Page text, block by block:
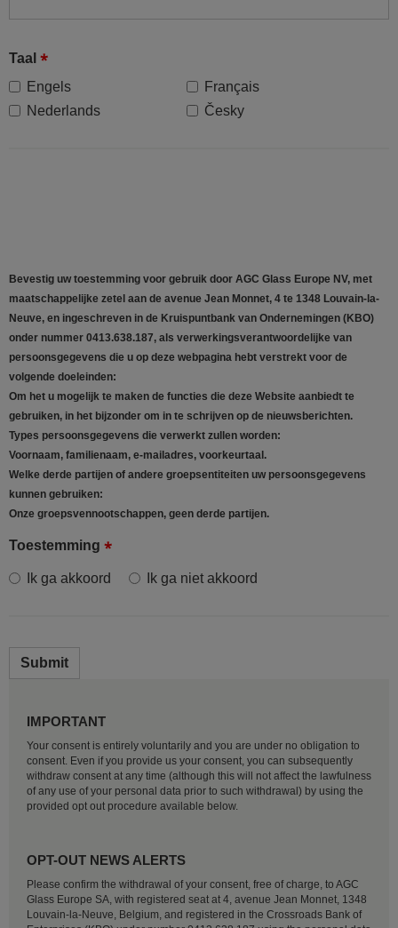
Bevestig uw toestemming voor gebruik door AGC Glass Europe NV, met
maatschappelijke zetel aan de avenue Jean Monnet, 4 te 1348 Louvain-la-
Neuve, en ingeschreven in de Kruispuntbank van Ondernemingen (KBO)
onder nummer 0413.638.187, als verwerkingsverantwoordelijke van
persoonsgegevens die u op deze webpagina hebt verstrekt voor de
volgende doeleinden:
Om het u mogelijk te maken de functies die deze Website aanbiedt te
gebruiken, in het bijzonder om in te schrijven op de nieuwsberichten.
Types persoonsgegevens die verwerkt zullen worden:
Voornaam, familienaam, e-mailadres, voorkeurtaal.
Welke derde partijen of andere groepsentiteiten uw persoonsgegevens
kunnen gebruiken:
Onze groepsvennootschappen, geen derde partijen.
Toestemming
Ik ga akkoord Ik ga niet akkoord
Taal
Engels
Français
Nederlands
Česky
Submit
IMPORTANT
Your consent is entirely voluntarily and you are under no obligation to
consent. Even if you provide us your consent, you can subsequently
withdraw consent at any time (although this will not affect the lawfulness
of any use of your personal data prior to such withdrawal) by using the
provided opt out procedure available below.
OPT-OUT NEWS ALERTS
Please confirm the withdrawal of your consent, free of charge, to AGC
Glass Europe SA, with registered seat at 4, avenue Jean Monnet, 1348
Louvain-la-Neuve, Belgium, and registered in the Crossroads Bank of